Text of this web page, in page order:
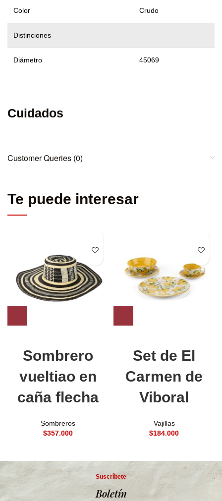
Color Crudo
Distinciones
Diámetro 45069
Cuidados
Customer Queries (0)
Te puede interesar
Sombrero
vueltiao en
caña flecha
Sombreros
$
Set de El
Carmen de
Viboral
Vajillas
$
Suscríbete
Boletín